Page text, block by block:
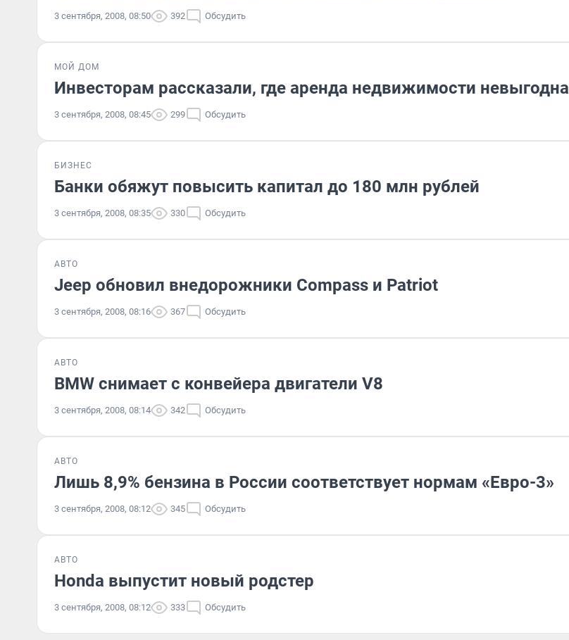
3 сентября, 2008, 08:50 392 Обсудить
МОЙ ДОМ
Инвесторам рассказали, где аренда недвижимости невыгодна
3 сентября, 2008, 08:45 299 Обсудить
БИЗНЕС
Банки обяжут повысить капитал до 180 млн рублей
3 сентября, 2008, 08:35 330 Обсудить
АВТО
Jeep обновил внедорожники Compass и Patriot
3 сентября, 2008, 08:16 367 Обсудить
АВТО
BMW снимает с конвейера двигатели V8
3 сентября, 2008, 08:14 342 Обсудить
АВТО
Лишь 8,9% бензина в России соответствует нормам «Евро-3»
3 сентября, 2008, 08:12 345 Обсудить
АВТО
Honda выпустит новый родстер
3 сентября, 2008, 08:12 333 Обсудить